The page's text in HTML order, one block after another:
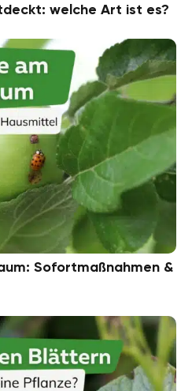
welche Art ist es?
Sofortmaßnahmen &